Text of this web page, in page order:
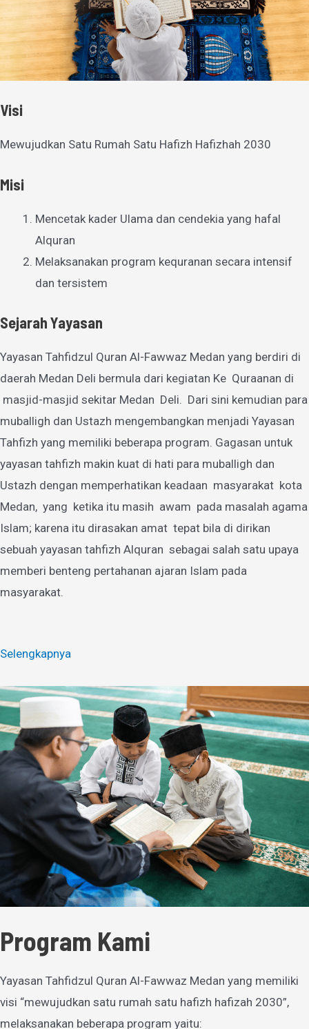
Visi
Mewujudkan Satu Rumah Satu Hafizh Hafizhah 2030
Misi
Mencetak kader Ulama dan cendekia yang hafal
Alquran
Melaksanakan program kequranan secara intensif
dan tersistem
Sejarah Yayasan
Yayasan Tahfidzul Quran Al-Fawwaz Medan yang berdiri di
daerah Medan Deli bermula dari kegiatan Ke Quraanan di
masjid-masjid sekitar Medan Deli. Dari sini kemudian para
muballigh dan Ustazh mengembangkan menjadi Yayasan
Tahfizh yang memiliki beberapa program. Gagasan untuk
yayasan tahfizh makin kuat di hati para muballigh dan
Ustazh dengan memperhatikan keadaan masyarakat kota
Medan, yang ketika itu masih awam pada masalah agama
Islam; karena itu dirasakan amat tepat bila di dirikan
sebuah yayasan tahfizh Alquran sebagai salah satu upaya
memberi benteng pertahanan ajaran Islam pada
masyarakat.
Selengkapnya
Program Kami
Yayasan Tahfidzul Quran Al-Fawwaz Medan yang memiliki
visi “mewujudkan satu rumah satu hafizh hafizah 2030”,
melaksanakan beberapa program yaitu: